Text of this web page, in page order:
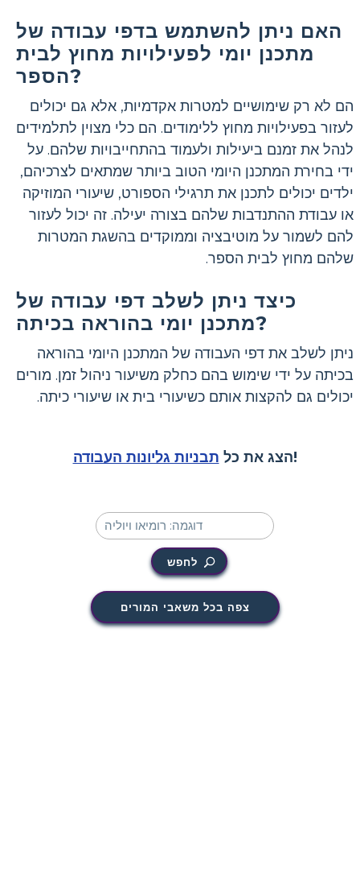
האם ניתן להשתמש בדפי עבודה של
מתכנן יומי לפעילויות מחוץ לבית
הספר?
הם לא רק שימושיים למטרות אקדמיות, אלא גם יכולים
לעזור בפעילויות מחוץ ללימודים. הם כלי מצוין לתלמידים
לנהל את זמנם ביעילות ולעמוד בהתחייבויות שלהם. על
ידי בחירת המתכנן היומי הטוב ביותר שמתאים לצרכיהם,
ילדים יכולים לתכנן את תרגילי הספורט, שיעורי המוזיקה
או עבודת ההתנדבות שלהם בצורה יעילה. זה יכול לעזור
להם לשמור על מוטיבציה וממוקדים בהשגת המטרות
שלהם מחוץ לבית הספר.
כיצד ניתן לשלב דפי עבודה של
מתכנן יומי בהוראה בכיתה?
ניתן לשלב את דפי העבודה של המתכנן היומי בהוראה
בכיתה על ידי שימוש בהם כחלק משיעור ניהול זמן. מורים
יכולים גם להקצות אותם כשיעורי בית או שיעורי כיתה.
הצג את כל תבניות גליונות העבודה !
לחפש
צפה בכל משאבי המורים